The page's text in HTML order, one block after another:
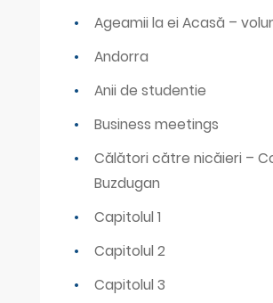
Ageamii la ei Acasă –
Andorra
Anii de studentie
Business meetings
Călători către nicăieri –
Buzdugan
Capitolul 1
Capitolul 2
Capitolul 3